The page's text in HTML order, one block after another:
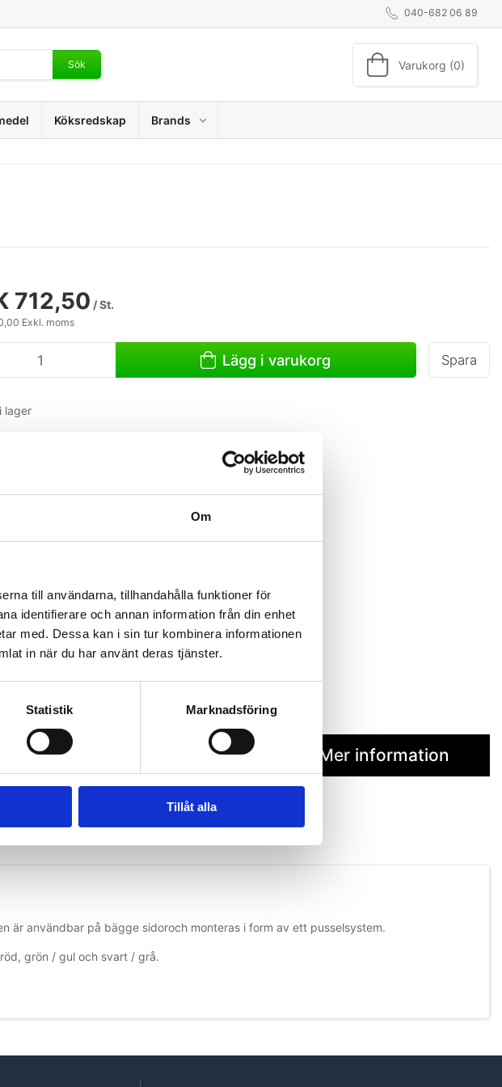
Om
till användarna, tillhandahålla funktioner för
identifierare och annan information från din enhet
med. Dessa kan i sin tur kombinera informationen
in när du har använt deras tjänster.
Statistik Marknadsföring
Tillåt alla
040-682 06 89
Sök Varukorg (0)
Köksredskap Brands
712,50 / St.
Exkl. moms
Lägg i varukorg Spara
lager
Mer information
är användbar på bägge sidoroch monteras i form av ett pusselsystem.
grön / gul och svart / grå.